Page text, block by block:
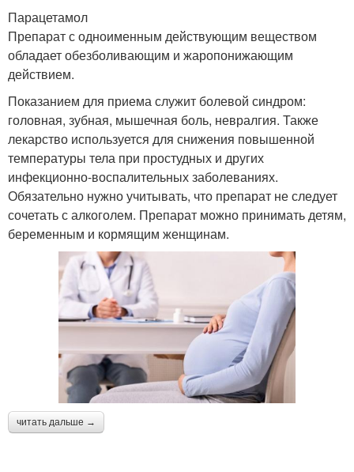
Парацетамол
Препарат с одноименным действующим веществом
обладает обезболивающим и жаропонижающим
действием.
Показанием для приема служит болевой синдром:
головная, зубная, мышечная боль, невралгия. Также
лекарство используется для снижения повышенной
температуры тела при простудных и других
инфекционно-воспалительных заболеваниях.
Обязательно нужно учитывать, что препарат не следует
сочетать с алкоголем. Препарат можно принимать детям,
беременным и кормящим женщинам.
читать дальше →